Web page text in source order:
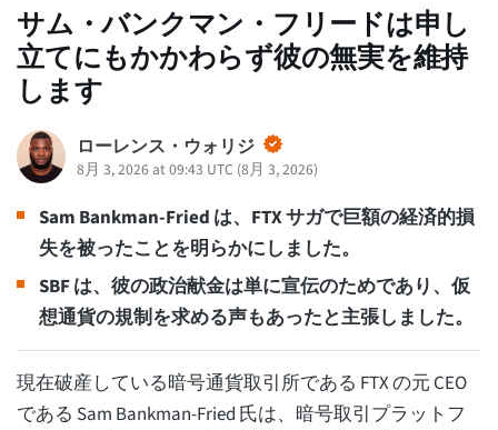
サム・バンクマン・フリードは申し
立てにもかかわらず彼の無実を維持
します
ローレンス・ウォリジ
8月 3, 2026 at 09:43 UTC (8月 3, 2026)
Sam Bankman-Fried は、FTX サガで巨額の経済的損
失を被ったことを明らかにしました。
SBF は、彼の政治献金は単に宣伝のためであり、仮
想通貨の規制を求める声もあったと主張しました。
現在破産している暗号通貨取引所である FTX の元 CEO
である Sam Bankman-Fried 氏は、暗号取引プラットフ